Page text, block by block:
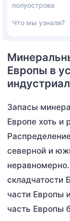
полуострова
Что мы узнали?
Европы в
Запасы
Европе хоть и
северной и
складчатости
части Европы
часть Европы